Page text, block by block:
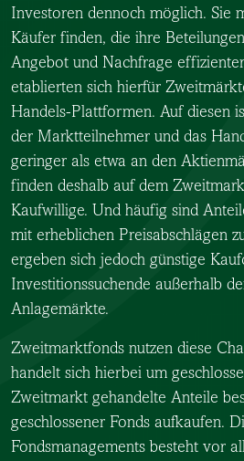
Investoren dennoch möglich. Sie
Käufer finden, die ihre
Angebot und Nachfrage
etablierten sich hierfür
Handels-Plattformen. Auf diesen
der Marktteilnehmer und das
geringer als etwa an den
finden deshalb auf dem
Kaufwillige. Und häufig sind
mit erheblichen Preisabschlägen
ergeben sich jedoch günstige
Investitionssuchende außerhalb
Anlagemärkte.
Zweitmarktfonds nutzen diese
handelt sich hierbei um
Zweitmarkt gehandelte Anteile
geschlossener Fonds aufkaufen.
Fondsmanagements besteht vor